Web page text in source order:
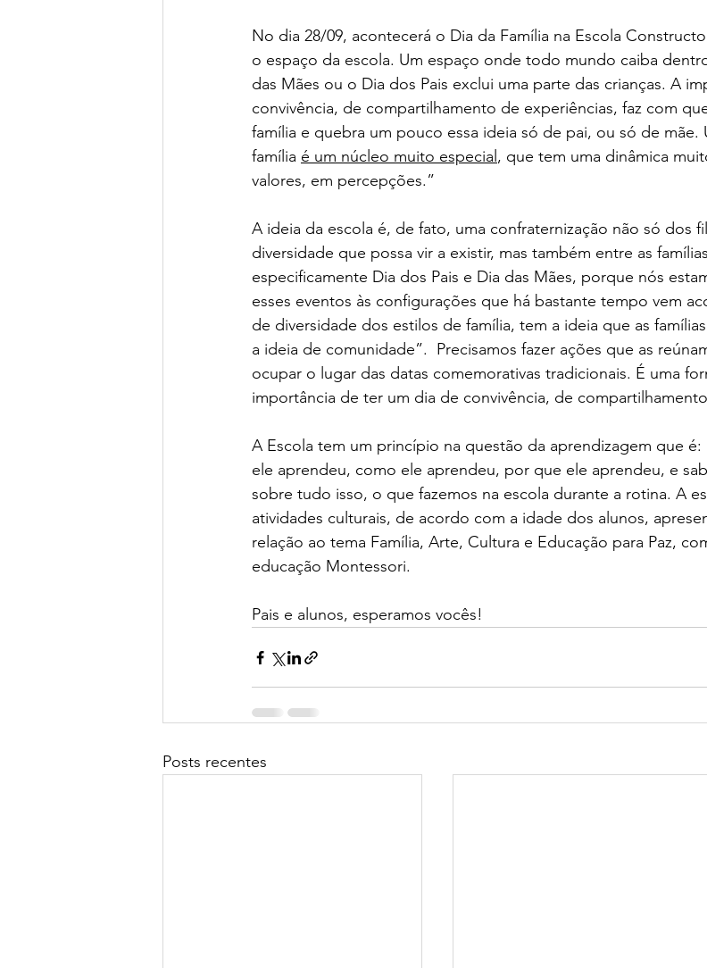
No dia 28/09, acontecerá o Dia da Família na Escola
o espaço da escola. Um espaço onde todo mundo caiba
das Mães ou o Dia dos Pais exclui uma parte das crianças. A
convivência, de compartilhamento de experiências, faz com
família e quebra um pouco essa ideia só de pai, ou só de mãe.
família é um núcleo muito especial, que tem uma dinâmica
valores, em percepções.”
A ideia da escola é, de fato, uma confraternização não só dos
diversidade que possa vir a existir, mas também entre as
especificamente Dia dos Pais e Dia das Mães, porque nós
esses eventos às configurações que há bastante tempo vem
de diversidade dos estilos de família, tem a ideia que as
a ideia de comunidade”.  Precisamos fazer ações que as
ocupar o lugar das datas comemorativas tradicionais. É uma
importância de ter um dia de convivência, de
A Escola tem um princípio na questão da aprendizagem que
ele aprendeu, como ele aprendeu, por que ele aprendeu, e
sobre tudo isso, o que fazemos na escola durante a rotina. A
atividades culturais, de acordo com a idade dos alunos,
relação ao tema Família, Arte, Cultura e Educação para Paz,
educação Montessori.
Pais e alunos, esperamos vocês!
Posts recentes